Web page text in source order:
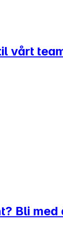
vårt
Bli